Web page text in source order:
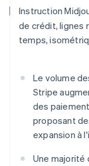
Découvrez les
Radar
Prévention de
Climate
Élimination du
Identity
Vérification de
Instruction
de crédit, lignes
temps,
Le volume
Stripe
des
proposant
expansion à
Une majorité